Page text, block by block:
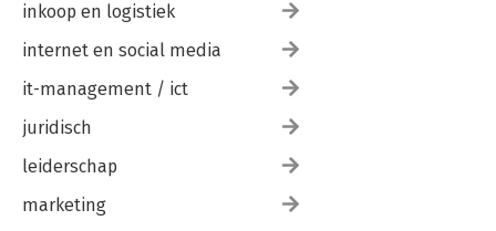
inkoop en logistiek
internet en social media
it-management / ict
juridisch
leiderschap
marketing